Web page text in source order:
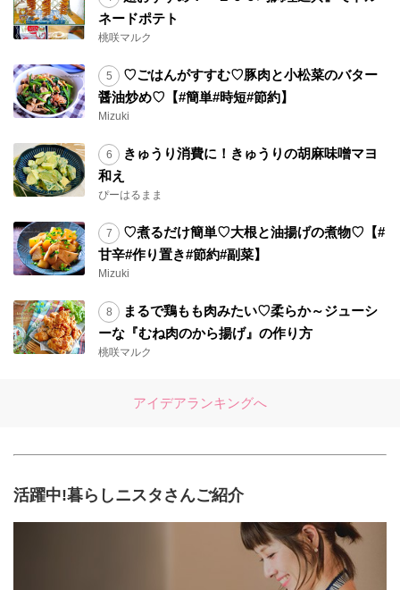
ネードポテト
桃咲マルク
♡ごはんがすすむ♡豚肉と小松菜のバター
醤油炒め♡【#簡単#時短#節約】
Mizuki
きゅうり消費に！きゅうりの胡麻味噌マヨ
和え
ぴーはるまま
♡煮るだけ簡単♡大根と油揚げの煮物♡【#
甘辛#作り置き#節約#副菜】
Mizuki
まるで鶏もも肉みたい♡柔らか～ジューシ
ーな『むね肉のから揚げ』の作り方
桃咲マルク
アイデアランキングへ
活躍中!暮らしニスタさんご紹介